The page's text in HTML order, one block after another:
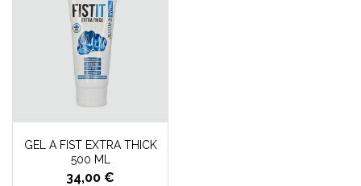
GEL A FIST EXTRA THICK
500 ML
34,00 €